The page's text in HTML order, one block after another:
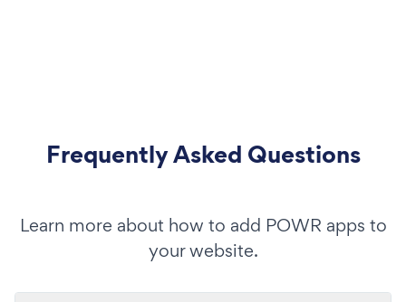
Frequently Asked Questions
Learn more about how to add POWR apps to
your website.